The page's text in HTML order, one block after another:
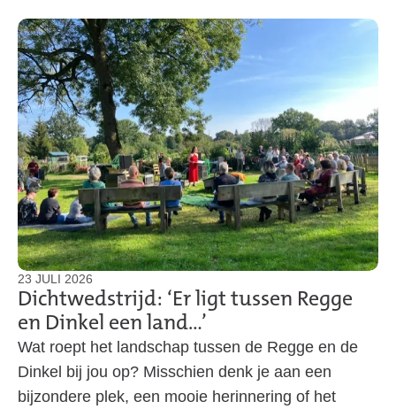
23 JULI 2026
Dichtwedstrijd: ‘Er ligt tussen Regge
en Dinkel een land…’
Wat roept het landschap tussen de Regge en de
Dinkel bij jou op? Misschien denk je aan een
bijzondere plek, een mooie herinnering of het